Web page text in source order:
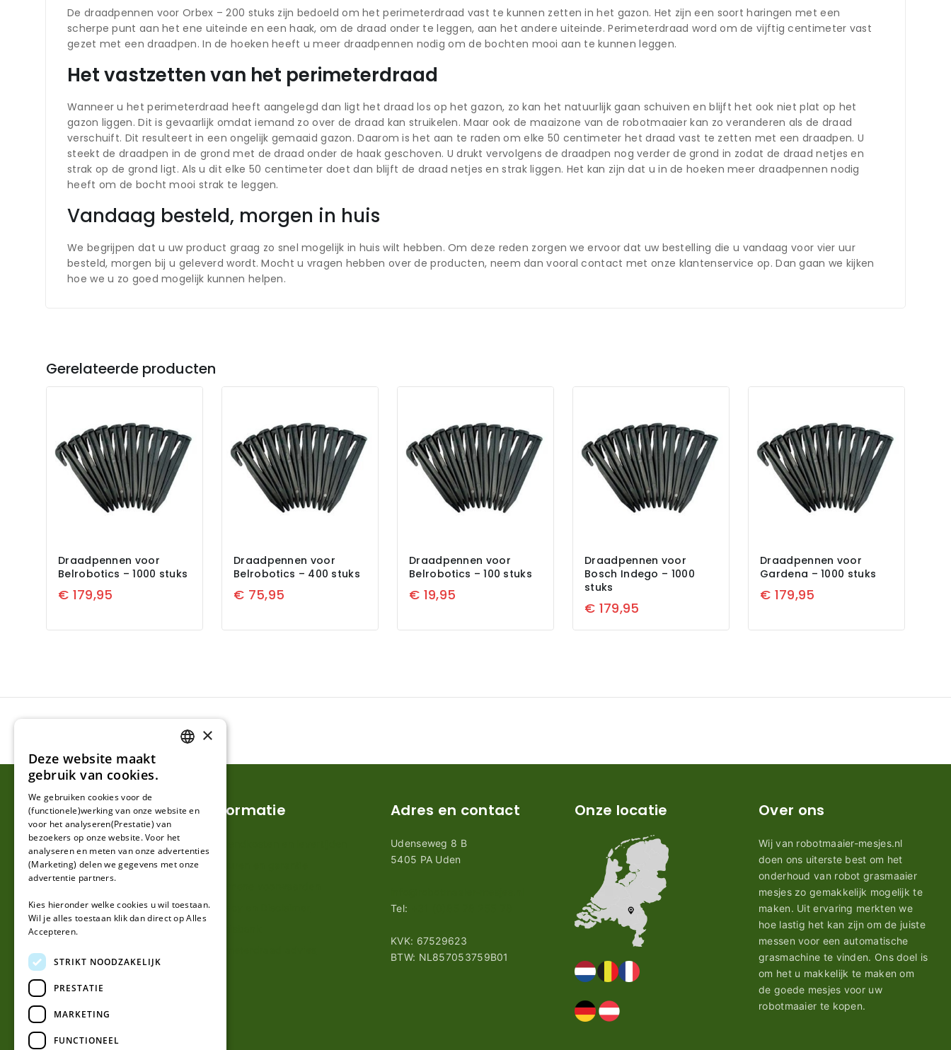
De draadpennen voor Orbex – 200 stuks zijn bedoeld om het perimeterdraad vast te kunnen zetten in het gazon. Het zijn een soort haringen met een
scherpe punt aan het ene uiteinde en een haak, om de draad onder te leggen, aan het andere uiteinde. Perimeterdraad word om de vijftig centimeter vast
gezet met een draadpen. In de hoeken heeft u meer draadpennen nodig om de bochten mooi aan te kunnen leggen.
Het vastzetten van het perimeterdraad
Wanneer u het perimeterdraad heeft aangelegd dan ligt het draad los op het gazon, zo kan het natuurlijk gaan schuiven en blijft het ook niet plat op het
gazon liggen. Dit is gevaarlijk omdat iemand zo over de draad kan struikelen. Maar ook de maaizone van de robotmaaier kan zo veranderen als de draad
verschuift. Dit resulteert in een ongelijk gemaaid gazon. Daarom is het aan te raden om elke 50 centimeter het draad vast te zetten met een draadpen. U
steekt de draadpen in de grond met de draad onder de haak geschoven. U drukt vervolgens de draadpen nog verder de grond in zodat de draad netjes en
strak op de grond ligt. Als u dit elke 50 centimeter doet dan blijft de draad netjes en strak liggen. Het kan zijn dat u in de hoeken meer draadpennen nodig
heeft om de bocht mooi strak te leggen.
Vandaag besteld, morgen in huis
We begrijpen dat u uw product graag zo snel mogelijk in huis wilt hebben. Om deze reden zorgen we ervoor dat uw bestelling die u vandaag voor vier uur
besteld, morgen bij u geleverd wordt. Mocht u vragen hebben over de producten, neem dan vooral contact met onze klantenservice op. Dan gaan we kijken
hoe we u zo goed mogelijk kunnen helpen.
Gerelateerde producten
Draadpennen voor
Belrobotics – 1000 stuks
€ 179,95
Draadpennen voor
Belrobotics – 400 stuks
€ 75,95
Draadpennen voor
Belrobotics – 100 stuks
€ 19,95
Draadpennen voor
Bosch Indego – 1000
stuks
€ 179,95
Draadpennen voor
Gardena – 1000 stuks
€ 179,95
Klantenservice
Mijn account
Klantenservice
Over ons
Informatie
Privacy en Disclaimer
Adres en contact
Udenseweg 8 B
5405 PA Uden
Tel:
KVK: 67529623
BTW: NL857053759B01
Onze locatie Over ons
Wij van robotmaaier-mesjes.nl
doen ons uiterste best om het
onderhoud van robot grasmaaier
mesjes zo gemakkelijk mogelijk te
maken. Uit ervaring merkten we
hoe lastig het kan zijn om de juiste
messen voor een automatische
grasmachine te vinden. Ons doel is
om het u makkelijk te maken om
de goede mesjes voor uw
robotmaaier te kopen.
GERMAN
×
Deze website maakt
gebruik van cookies.
We gebruiken cookies voor de
(functionele)werking van onze website en
voor het analyseren(Prestatie) van
bezoekers op onze website. Voor het
analyseren en meten van onze advertenties
(Marketing) delen we gegevens met onze
advertentie partners.
Kies hieronder welke cookies u wil toestaan.
Wil je alles toestaan klik dan direct op Alles
Accepteren.
STRIKT NOODZAKELIJK
PRESTATIE
MARKETING
FUNCTIONEEL